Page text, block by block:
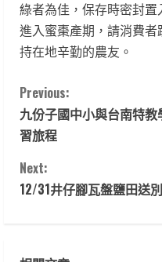
綠者為佳，保存時密封
進入蜜棗產期，請消費
持在地辛勤的農友。
C
o
n
t
Previous:
九份子國中小與台南特
習旅程
Next:
12/31井仔腳瓦盤鹽田送